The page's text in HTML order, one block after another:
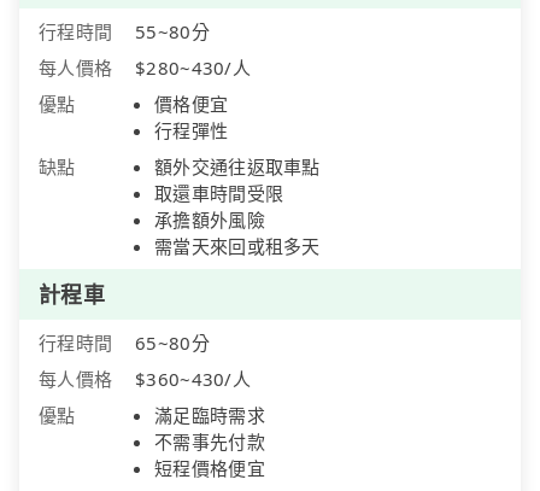
行程時間
55~80分
每人價格
$280~430/人
優點
價格便宜
行程彈性
缺點
額外交通往返取車點
取還車時間受限
承擔額外風險
需當天來回或租多天
計程車
行程時間
65~80分
每人價格
$360~430/人
優點
滿足臨時需求
不需事先付款
短程價格便宜